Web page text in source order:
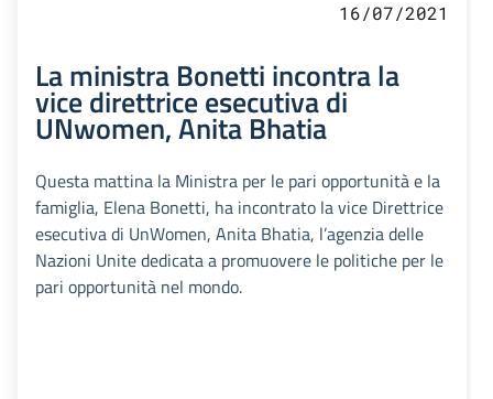
16/07/2021
La ministra Bonetti incontra la
vice direttrice esecutiva di
UNwomen, Anita Bhatia
Questa mattina la Ministra per le pari opportunità e la
famiglia, Elena Bonetti, ha incontrato la vice Direttrice
esecutiva di UnWomen, Anita Bhatia, l’agenzia delle
Nazioni Unite dedicata a promuovere le politiche per le
pari opportunità nel mondo.